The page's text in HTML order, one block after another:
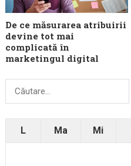
De ce măsurarea atribuirii
devine tot mai
complicată în
marketingul digital
Caută
L Ma Mi